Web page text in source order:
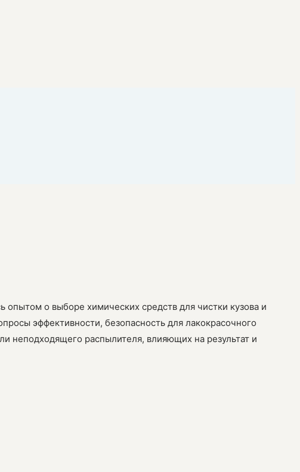
о выборе химических средств для чистки кузова и
эффективности, безопасность для лакокрасочного
неподходящего распылителя, влияющих на результат и